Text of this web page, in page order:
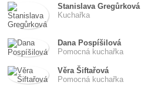
Stanislava Gregůrková
Kuchařka
Dana Pospíšilová
Pomocná kuchařka
Věra Šiftařová
Pomocná kuchařka